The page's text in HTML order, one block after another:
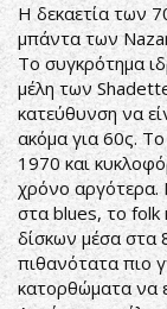
Η δεκαετία των
μπάντα των
Το συγκρότημα
μέλη των
κατεύθυνση να
ακόμα για 60ς.
1970 και
χρόνο αργότερα.
στα blues, το folk
δίσκων μέσα στα
πιθανότατα πιο
κατορθώματα να